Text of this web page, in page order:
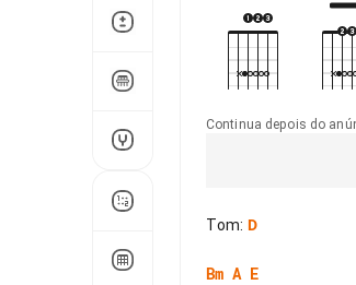
Continua depois do
Tom: D
Bm A E